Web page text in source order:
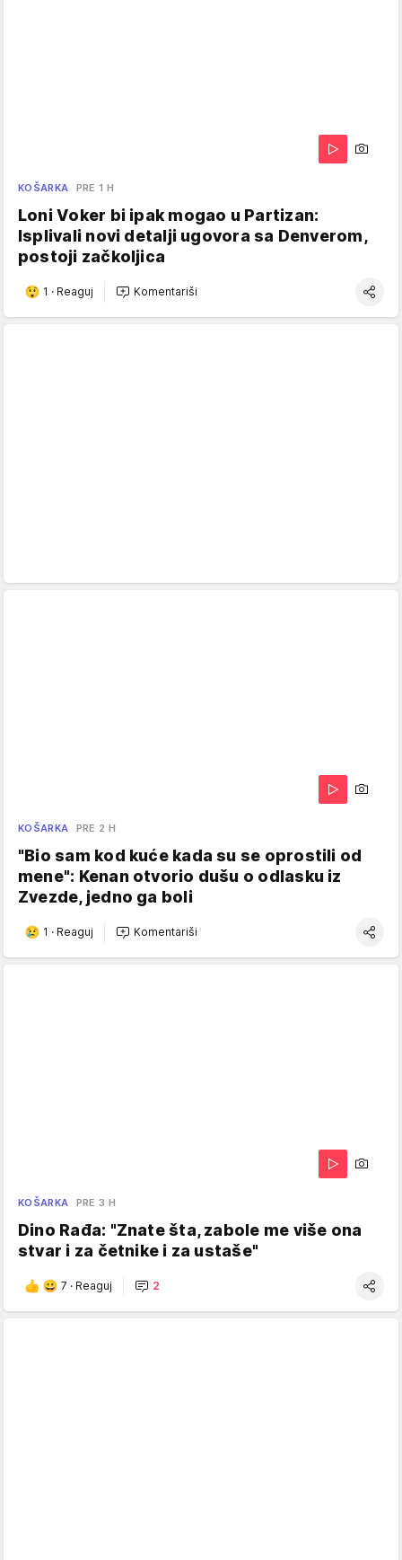
KOŠARKA PRE 1 H
Loni Voker bi ipak mogao u Partizan:
Isplivali novi detalji ugovora sa Denverom,
postoji začkoljica
1 · Reaguj Komentariši
KOŠARKA PRE 2 H
"Bio sam kod kuće kada su se oprostili od
mene": Kenan otvorio dušu o odlasku iz
Zvezde, jedno ga boli
1 · Reaguj Komentariši
KOŠARKA PRE 3 H
Dino Rađa: "Znate šta, zabole me više ona
stvar i za četnike i za ustaše"
7 · Reaguj 2